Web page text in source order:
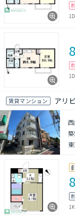
敷
敷
賃貸マンション アリ
敷
1K